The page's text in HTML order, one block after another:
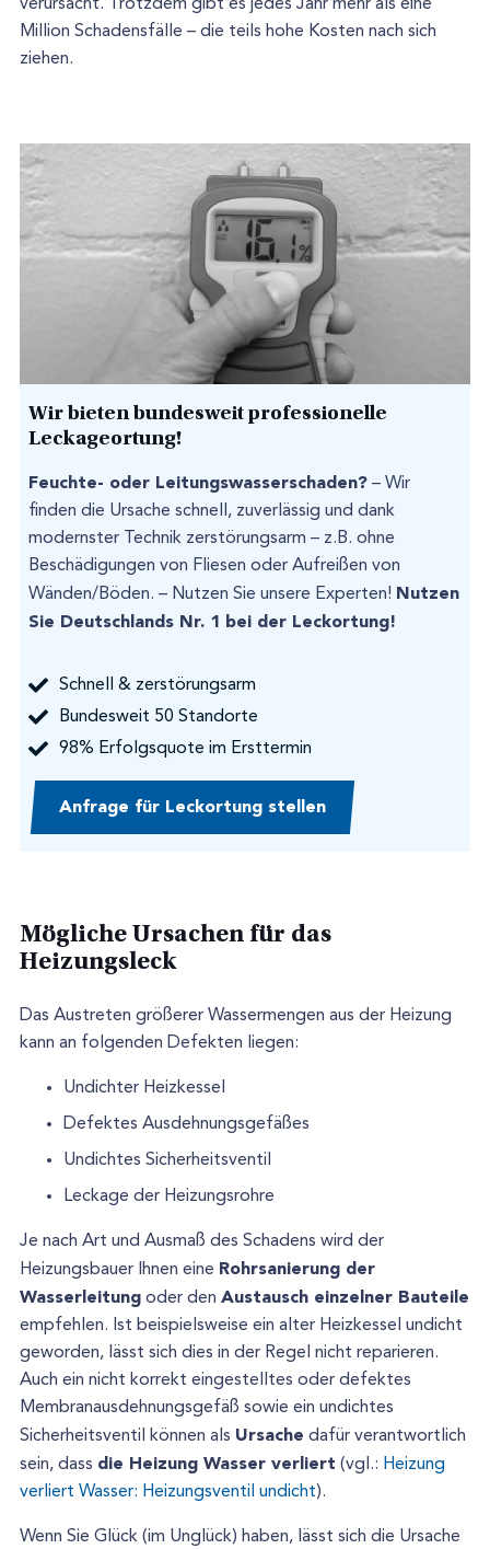
verursacht. Trotzdem gibt es jedes Jahr mehr als eine
Million Schadensfälle – die teils hohe Kosten nach sich
ziehen.
Wir bieten bundesweit professionelle
Leckageortung!
Feuchte- oder Leitungswasserschaden? – Wir
finden die Ursache schnell, zuverlässig und dank
modernster Technik zerstörungsarm – z.B. ohne
Beschädigungen von Fliesen oder Aufreißen von
Wänden/Böden. – Nutzen Sie unsere Experten! Nutzen
Sie Deutschlands Nr. 1 bei der Leckortung!
Schnell & zerstörungsarm
Bundesweit 50 Standorte
98% Erfolgsquote im Ersttermin
Anfrage für Leckortung stellen
Mögliche Ursachen für das
Heizungsleck
Das Austreten größerer Wassermengen aus der Heizung
kann an folgenden Defekten liegen:
Undichter Heizkessel
Defektes Ausdehnungsgefäßes
Undichtes Sicherheitsventil
Leckage der Heizungsrohre
Je nach Art und Ausmaß des Schadens wird der
Heizungsbauer Ihnen eine Rohrsanierung der
Wasserleitung oder den Austausch einzelner Bauteile
empfehlen. Ist beispielsweise ein alter Heizkessel undicht
geworden, lässt sich dies in der Regel nicht reparieren.
Auch ein nicht korrekt eingestelltes oder defektes
Membranausdehnungsgefäß sowie ein undichtes
Sicherheitsventil können als Ursache dafür verantwortlich
sein, dass die Heizung Wasser verliert (vgl.: Heizung
verliert Wasser: Heizungsventil undicht).
Wenn Sie Glück (im Unglück) haben, lässt sich die Ursache